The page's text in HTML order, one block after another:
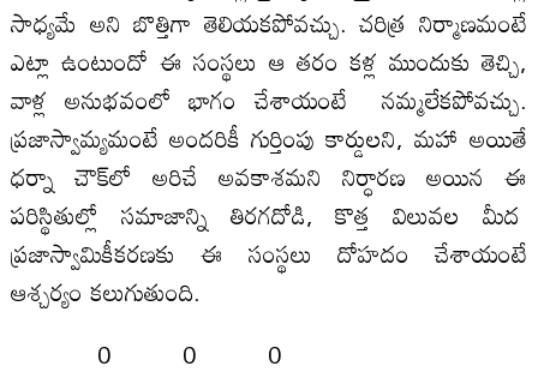
సాధ్యమే అని బొత్తిగా తెలియకపోవచ్చు. చరిత్ర నిర్మాణమంటే
ఎట్లా ఉంటుందో ఈ సంస్థలు ఆ తరం కళ్ల ముందుకు తెచ్చి,
వాళ్ల అనుభవంలో భాగం చేశాయంటే నమ్మలేకపోవచ్చు.
ప్రజాస్వామ్యమంటే అందరికీ గుర్తింపు కార్డులని, మహా అయితే
ధర్నా చౌక్‌లో అరిచే అవకాశమని నిర్ధారణ అయిన ఈ
పరిస్థితుల్లో సమాజాన్ని తిరగదోడి, కొత్త విలువల మీద
ప్రజాస్వామికీకరణకు ఈ సంస్థలు దోహదం చేశాయంటే
ఆశ్చర్యం కలుగుతుంది.
0 0 0